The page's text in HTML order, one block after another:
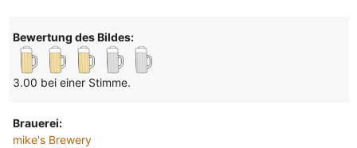
Bewertung des Bildes:
3.00 bei einer Stimme.
Brauerei:
mike's Brewery